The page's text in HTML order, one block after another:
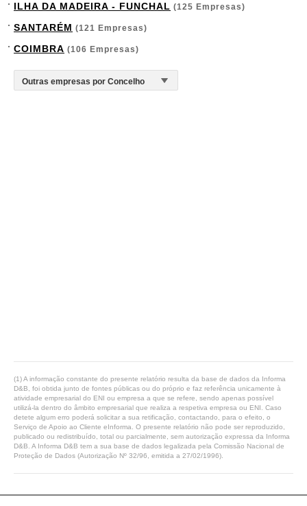
ILHA DA MADEIRA - FUNCHAL (125 Empresas)
SANTARÉM (121 Empresas)
COIMBRA (106 Empresas)
(1) A informação constante do presente relatório resulta da base de dados da Informa
D&B, foi obtida junto de fontes públicas ou do próprio e faz referência unicamente à
atividade empresarial do ENI ou empresa a que se refere, sendo apenas possível
utilizá-la dentro do âmbito empresarial que realiza a respetiva empresa ou ENI. Caso
detete algum erro poderá solicitar a sua retificação, contactando, para o efeito, o
Serviço de Apoio ao Cliente eInforma. O presente relatório não pode ser reproduzido,
publicado ou redistribuído, total ou parcialmente, sem autorização expressa da Informa
D&B. A Informa D&B tem a sua base de dados legalizada pela Comissão Nacional de
Proteção de Dados (Autorização Nº 32/96, emitida a 27/02/1996).